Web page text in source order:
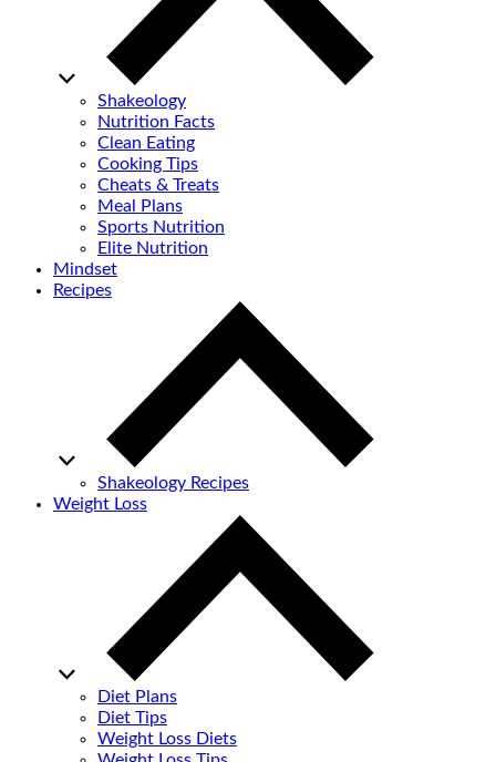
Shakeology
Nutrition Facts
Clean Eating
Cooking Tips
Cheats & Treats
Meal Plans
Sports Nutrition
Elite Nutrition
Mindset
Recipes
Shakeology Recipes
Weight Loss
Diet Plans
Diet Tips
Weight Loss Diets